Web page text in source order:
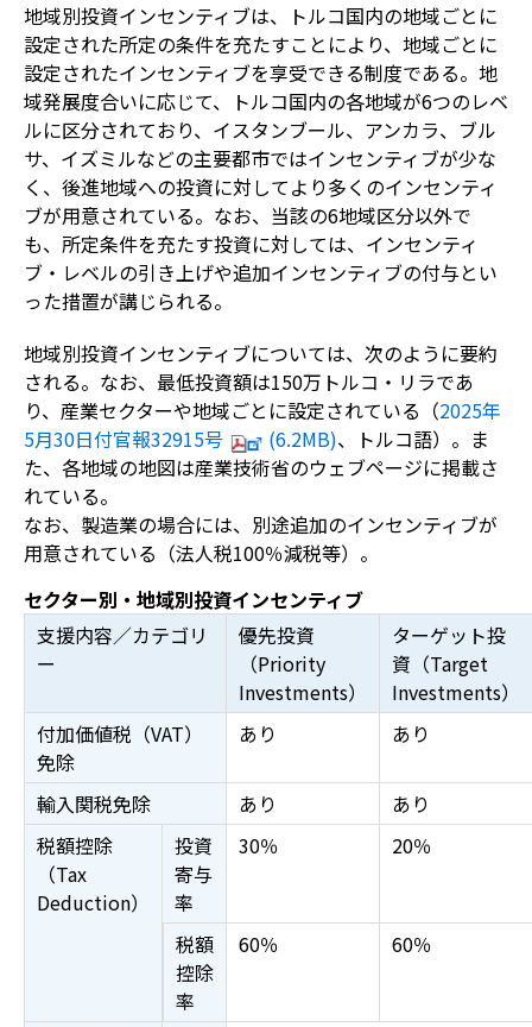
地域別投資インセンティブは、トルコ国内の地域ごとに
設定された所定の条件を充たすことにより、地域ごとに
設定されたインセンティブを享受できる制度である。地
域発展度合いに応じて、トルコ国内の各地域が6つのレベ
ルに区分されており、イスタンブール、アンカラ、ブル
サ、イズミルなどの主要都市ではインセンティブが少な
く、後進地域への投資に対してより多くのインセンティ
ブが用意されている。なお、当該の6地域区分以外で
も、所定条件を充たす投資に対しては、インセンティ
ブ・レベルの引き上げや追加インセンティブの付与とい
った措置が講じられる。
地域別投資インセンティブについては、次のように要約
される。なお、最低投資額は150万トルコ・リラであ
り、産業セクターや地域ごとに設定されている（2025年
5月30日付官報32915号
(6.2MB)、トルコ語）。ま
た、各地域の地図は産業技術省のウェブページに掲載さ
れている。
なお、製造業の場合には、別途追加のインセンティブが
用意されている（法人税100％減税等）。
セクター別・地域別投資インセンティブ
支援内容／カテゴリ
ー
優先投資
（Priority
Investments）
ターゲット投
資（Target
Investments）
付加価値税（VAT）
免除
あり あり
輸入関税免除 あり
あり
税額控除
（Tax
Deduction）
投資
寄与
率
30％ 20％
税額
控除
率
60％ 60％